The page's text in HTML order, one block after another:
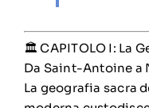
🏛️ CAPITOLO I: La
Da Saint-Antoine a
La geografia sacra